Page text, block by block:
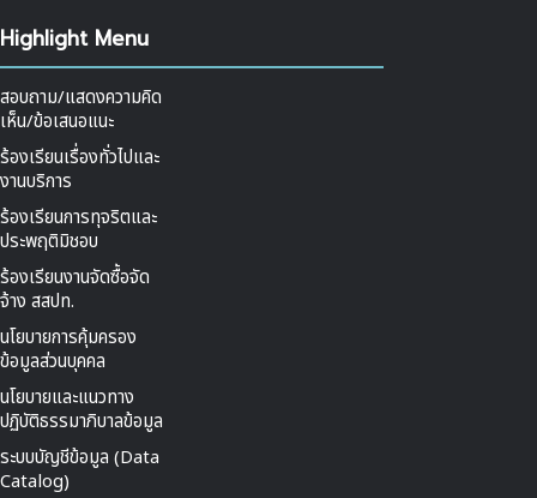
Highlight Menu
สอบถาม/แสดงความคิด
เห็น/ข้อเสนอแนะ
ร้องเรียนเรื่องทั่วไปและ
งานบริการ
ร้องเรียนการทุจริตและ
ประพฤติมิชอบ
ร้องเรียนงานจัดซื้อจัด
จ้าง สสปท.
นโยบายการคุ้มครอง
ข้อมูลส่วนบุคคล
นโยบายและแนวทาง
ปฏิบัติธรรมาภิบาลข้อมูล
ระบบบัญชีข้อมูล (Data
Catalog)